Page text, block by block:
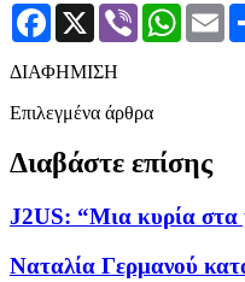
Facebook
X Viber
ΔΙΑΦΗΜΙΣΗ
Επιλεγμένα άρθρα
Διαβάστε επίσης
J2US: “Μια κυρία στα
Ναταλία Γερμανού